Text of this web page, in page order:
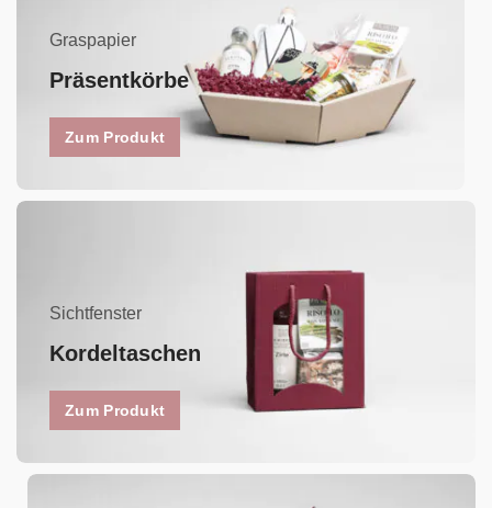
Graspapier
Präsentkörbe
Zum Produkt
Sichtfenster
Kordeltaschen
Zum Produkt